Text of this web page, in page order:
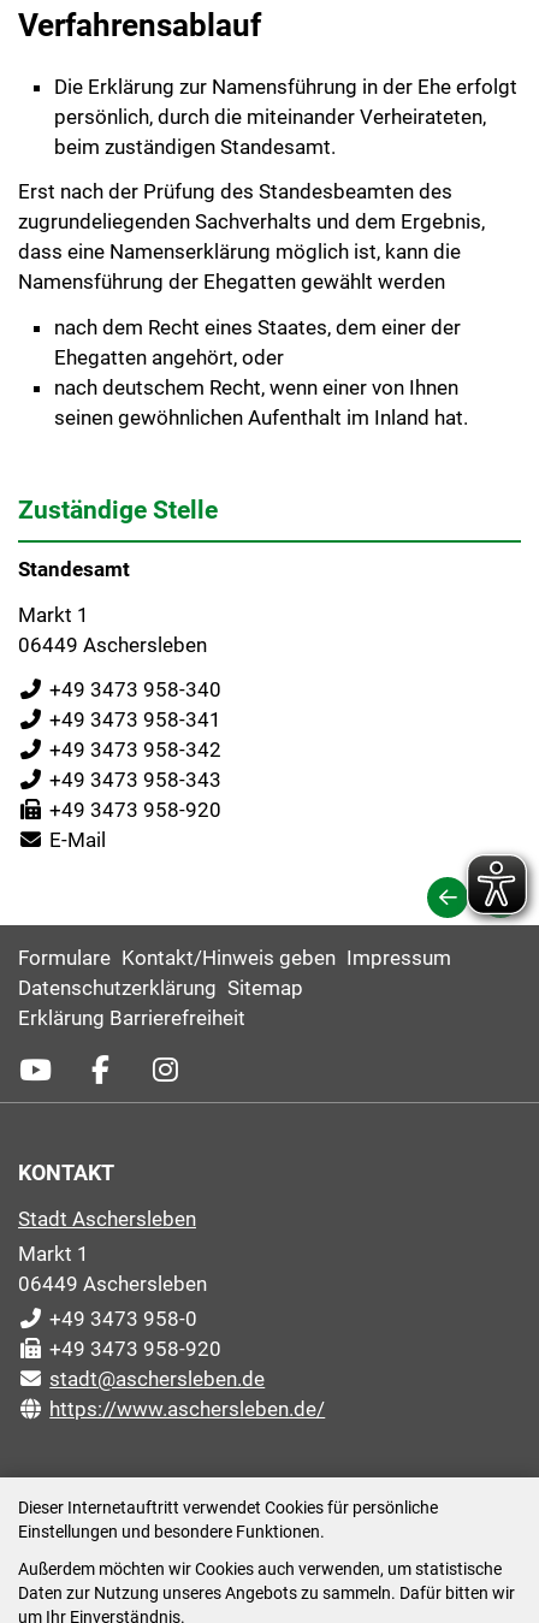
Dieser Internetauftritt verwendet Cookies für persönliche
Einstellungen und besondere Funktionen.
Außerdem möchten wir Cookies auch verwenden, um statistische
Daten zur Nutzung unseres Angebots zu sammeln. Dafür bitten wir
um Ihr Einverständnis.
Verfahrensablauf
Die Erklärung zur Namensführung in der Ehe erfolgt
persönlich, durch die miteinander Verheirateten,
beim zuständigen Standesamt.
Erst nach der Prüfung des Standesbeamten des
zugrundeliegenden Sachverhalts und dem Ergebnis,
dass eine Namenserklärung möglich ist, kann die
Namensführung der Ehegatten gewählt werden
nach dem Recht eines Staates, dem einer der
Ehegatten angehört, oder
nach deutschem Recht, wenn einer von Ihnen
seinen gewöhnlichen Aufenthalt im Inland hat.
Zuständige Stelle
Standesamt
Markt 1
06449 Aschersleben
+49 3473 958-340
+49 3473 958-341
+49 3473 958-342
+49 3473 958-343
+49 3473 958-920
E-Mail
Formulare Kontakt/Hinweis geben Impressum
Datenschutzerklärung Sitemap
Erklärung Barrierefreiheit
KONTAKT
Stadt Aschersleben
Markt 1
06449 Aschersleben
+49 3473 958-0
+49 3473 958-920
stadt@aschersleben.de
https://www.aschersleben.de/
Montag: 09:00-12:00 /14:00-15:00 Uhr
Dienstag: 09:00-12:00 /14:00-16:00 Uhr
Mittwoch: 09:00 - 12:00 Uhr (nach vorheriger